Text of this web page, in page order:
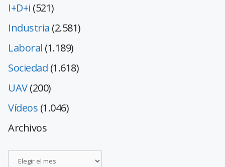
I+D+i (521)
Industria (2.581)
Laboral (1.189)
Sociedad (1.618)
UAV(200)
Vídeos (1.046)
Archivos